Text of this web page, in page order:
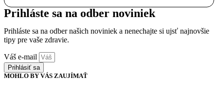
Prihláste sa na odber noviniek
Prihláste sa na odber našich noviniek a nenechajte si ujsť najnovšie
tipy pre vaše zdravie.
Váš e-mail
Prihlásiť sa
MOHLO BY VÁS ZAUJÍMAŤ